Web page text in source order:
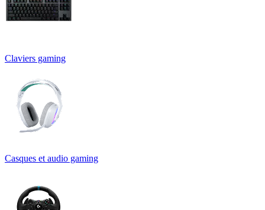
Claviers gaming
Casques et audio gaming